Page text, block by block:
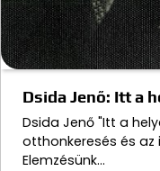
Dsida Jenő: Itt a
Dsida Jenő "Itt a
otthonkeresés és
Elemzésünk…